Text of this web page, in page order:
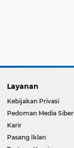
Layanan
Kebijakan Privasi
Pedoman Media Siber
Karir
Pasang Iklan